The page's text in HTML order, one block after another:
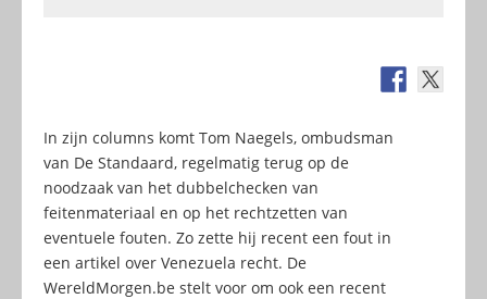
In zijn columns komt Tom Naegels, ombudsman
van De Standaard, regelmatig terug op de
noodzaak van het dubbelchecken van
feitenmateriaal en op het rechtzetten van
eventuele fouten. Zo zette hij recent een fout in
een artikel over Venezuela recht. De
WereldMorgen.be stelt voor om ook een recent